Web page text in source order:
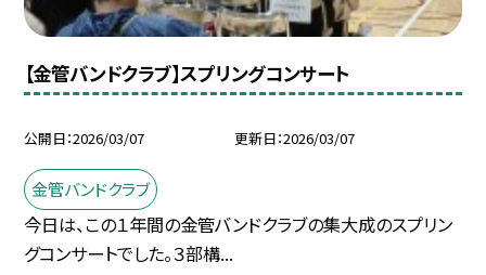
【金管バンドクラブ】スプリングコンサート
公開日 2026/03/07 更新日 2026/03/07
金管バンドクラブ
今日は、この１年間の金管バンドクラブの集大成のスプリン
グコンサートでした。３部構...